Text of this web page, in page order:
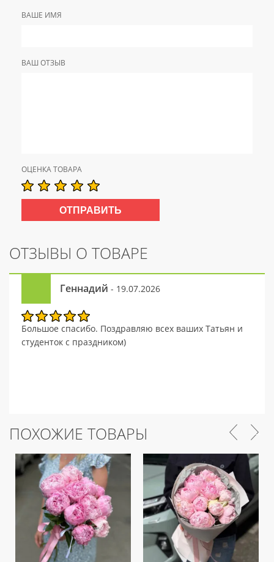
ВАШЕ ИМЯ
ВАШ ОТЗЫВ
ОЦЕНКА ТОВАРА
ОТЗЫВЫ О ТОВАРЕ
Геннадий - 19.07.2026
Большое спасибо. Поздравляю всех ваших Татьян и
студенток с праздником)
ПОХОЖИЕ ТОВАРЫ